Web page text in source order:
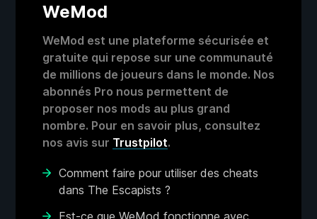
WeMod
WeMod est une plateforme sécurisée et
gratuite qui repose sur une communauté
de millions de joueurs dans le monde. Nos
abonnés Pro nous permettent de
proposer nos mods au plus grand
nombre. Pour en savoir plus, consultez
nos avis sur Trustpilot.
Comment faire pour utiliser des cheats
dans The Escapists ?
Est-ce que WeMod fonctionne avec